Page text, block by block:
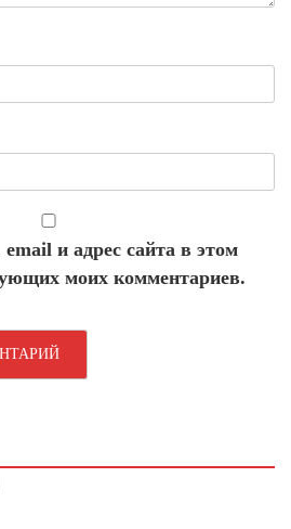
и адрес сайта в этом
моих комментариев.